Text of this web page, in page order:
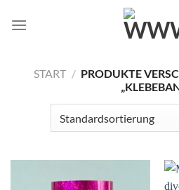
Inhalt
START / PRODUKTE